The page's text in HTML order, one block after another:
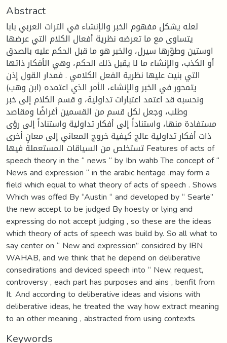
Abstract
لعله يشكل مفهوم الخبر والإنشاء في التراث العربي بابا
يتساوى مع ما تعرضه نظرية أفعال الكلام التي عرضها
اوستين وطوّرها سيرل، والخبر هو ما قبل الحكم عليه بالصدق
أو الكذب، والإنشاء ما لا يقبل ذلك الحكم، وهي الأفكار ذاتها
التي بنيت عليها نظرية الفعل الكلامي . فمدار القول إذن
يتمحور في الخبر والإنشاء، الأمر الذي اعتمده (ابن وهب)
ونحسبه قد اعتمد اعتبارات تداولية، و قسم الكلام إلى خبر
وطلب، وجعل لكل قسم من القسمين أغراضًا ومقاصد
مستفادة منها، واستناداً إلى أفكار تداولية واستناداً إلى رؤى
ذات أفكار تداولية عالج كيفية خروج المعاني إلى معانٍ أخرى
تستخلص من السياقات المستعملة فيها Features of acts of
speech theory in the “ news “ by Ibn wahb The concept of “
News and expression “ in the arabic heritage .may form a
field which equal to what theory of acts of speech . Shows
Which was offed By “Austin “ and developed by “ Searle”
the new accept to be judged By hoesty or lying and
expressing do not accept judging , so these are the ideas
which theory of acts of speech was build by. So all what to
say center on “ New and expression” considred by IBN
WAHAB, and we think that he depend on deliberative
consedirations and deviced speech into “ New, request,
controversy , each part has purposes and ains , benfit from
It. And according to deliberative ideas and visions with
deliberative ideas, he treated the way how extract meaning
to an other meaning , abstracted from using contexts
Keywords